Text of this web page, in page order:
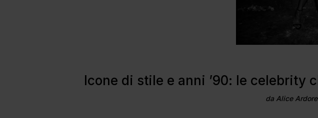
Icone di stile e anni ’90: le celebrity
da Alice Ardore